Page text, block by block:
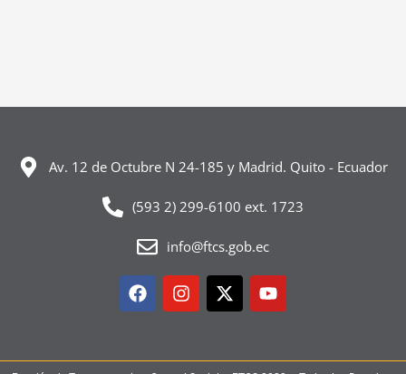
Av. 12 de Octubre N 24-185 y Madrid. Quito - Ecuador
(593 2) 299-6100 ext. 1723
info@ftcs.gob.ec
FacebookInstagram
X-
twitter
Youtube